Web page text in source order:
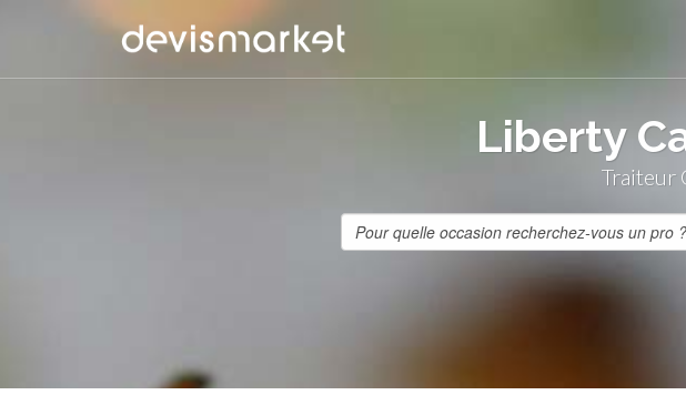
Liberty
Traiteur